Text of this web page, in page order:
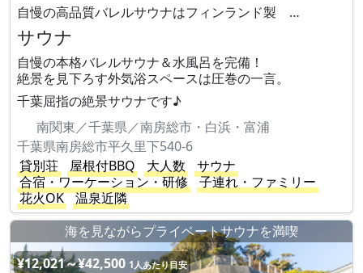
自慢の高品質バレルサウナはフィンランド製 …
サウナ
自慢の本格バレルサウナ＆水風呂を完備！
絶景を見下ろす外気浴スペースは圧巻の一言。
千葉屈指の絶景サウナです♪
南関東／千葉県／南房総市・白浜・富浦
千葉県南房総市平久里下540-6
貸別荘
屋根付BBQ 大人数
サウナ
合宿・ワーケーション・研修
子連れ・ファミリー
花火OK
温泉近隣
海を見ながらプライベートサウナを満喫
¥12,021～¥42,500 1人あたり目安